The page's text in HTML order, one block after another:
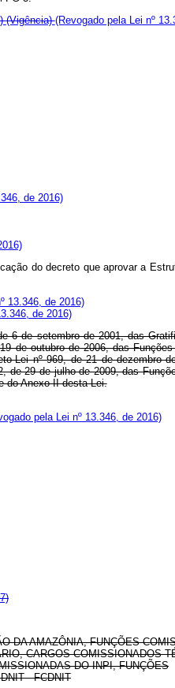
(Vigência)(Revogado pela Lei nº
de 2016)
do decreto que aprovar a
13.346, de 2016)
de 2016)
6 de setembro de 2001, das
de outubro de 2006, das
Lei nº 969, de 21 de dezembro
de 29 de julho de 2009, das
do Anexo II desta Lei.
pela Lei nº 13.346, de 2016)
DA AMAZÔNIA, FUNÇÕES
CARGOS COMISSIONADOS
DO INPI, FUNÇÕES
- FCDNIT